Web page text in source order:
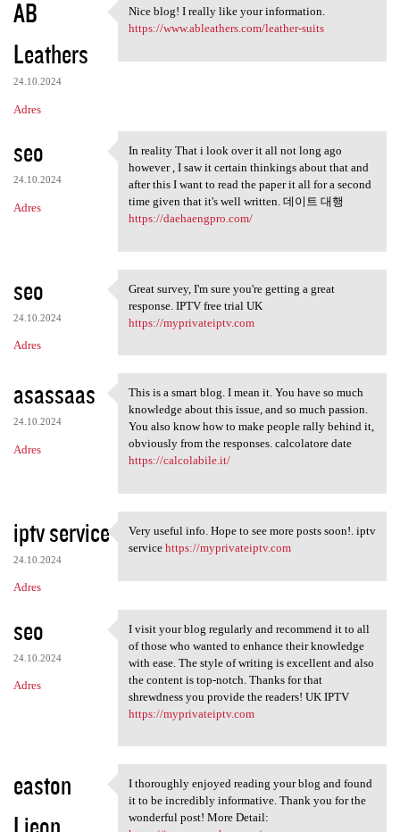
AB
Leathers
24.10.2024
Adres
Nice blog! I really like your
Nice blog! I really like your information.
https://www.ableathers.com/leather-suits
seo
24.10.2024
Adres
In reality That i look over
In reality That i look over it all not long ago
however , I saw it certain thinkings about that and
after this I want to read the paper it all for a second
time given that it's well written. 데이트 대행
https://daehaengpro.com/
seo
24.10.2024
Adres
Great survey, I'm sure you're
Great survey, I'm sure you're getting a great
response. IPTV free trial UK
https://myprivateiptv.com
asassaas
24.10.2024
Adres
This is a smart blog. I mean
This is a smart blog. I mean it. You have so much
knowledge about this issue, and so much passion.
You also know how to make people rally behind it,
obviously from the responses. calcolatore date
https://calcolabile.it/
iptv service
24.10.2024
Adres
Very useful info. Hope to see
Very useful info. Hope to see more posts soon!. iptv
service https://myprivateiptv.com
seo
24.10.2024
Adres
I visit your blog regularly
I visit your blog regularly and recommend it to all
of those who wanted to enhance their knowledge
with ease. The style of writing is excellent and also
the content is top-notch. Thanks for that
shrewdness you provide the readers! UK IPTV
https://myprivateiptv.com
easton
I thoroughly enjoyed reading
I thoroughly enjoyed reading your blog and found
it to be incredibly informative. Thank you for the
wonderful post! More Detail: